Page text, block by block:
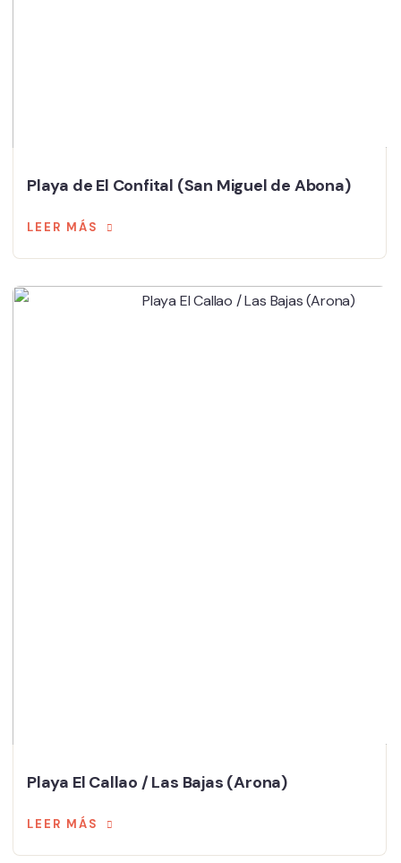
Playa de El Confital (San Miguel de Abona)
LEER MÁS
Playa El Callao / Las Bajas (Arona)
LEER MÁS